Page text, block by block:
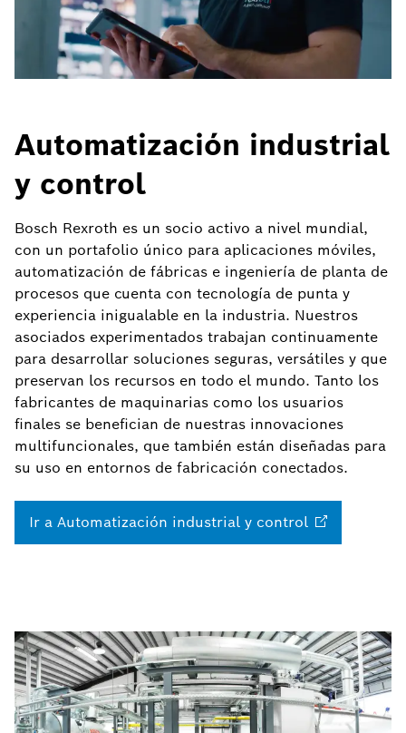
Automatización industrial
y control
Bosch Rexroth es un socio activo a nivel mundial,
con un portafolio único para aplicaciones móviles,
automatización de fábricas e ingeniería de planta de
procesos que cuenta con tecnología de punta y
experiencia inigualable en la industria. Nuestros
asociados experimentados trabajan continuamente
para desarrollar soluciones seguras, versátiles y que
preservan los recursos en todo el mundo. Tanto los
fabricantes de maquinarias como los usuarios
finales se benefician de nuestras innovaciones
multifuncionales, que también están diseñadas para
su uso en entornos de fabricación conectados.
Ir a Automatización industrial y control